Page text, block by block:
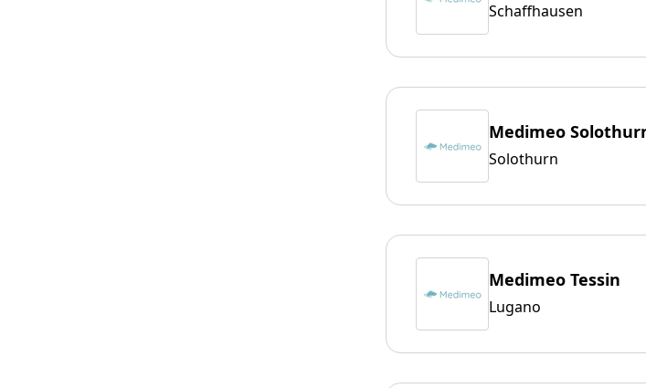
Schaffhausen
Medimeo
Solothurn
Medimeo Tessin
Lugano